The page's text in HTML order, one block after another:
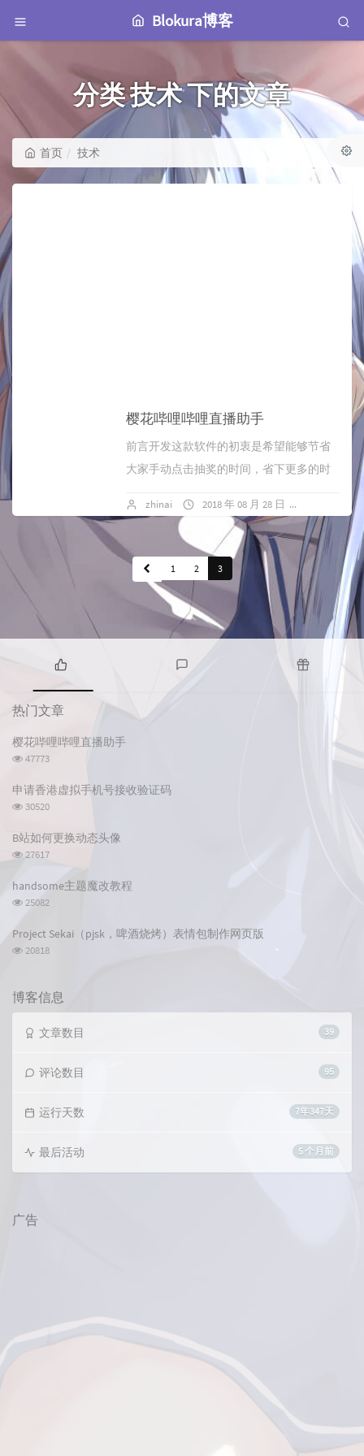
Blokura博客
分类 技术 下的文章
首页 技术
樱花哔哩哔哩直播助手
前言开发这款软件的初衷是希望能够节省
大家手动点击抽奖的时间，省下更多的时
览器，所有操作均在软件内即可完成。功
zhinai 2018 年 08 月 28 日 46 条评论
1 2 3
热
门
文
章
热门文章
樱花哔哩哔哩直播助手
浏
次
数:
47773
申请香港虚拟手机号接收验证码
浏
次
数:
30520
B站如何更换动态头像
浏
次
27617
handsome主题魔改教程
浏
次
数:
25082
Project Sekai（pjsk，啤酒烧烤）表情包制作网页版
浏
数:
20818
博客信息
39
文章数目
95
评论数目
7年347天
运行天数
5 个月前
最后活动
广告